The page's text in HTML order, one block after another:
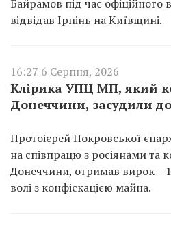
Байрамов під час офіційного
відвідав Ірпінь на Київщині.
16:27 6 Серпня, 2026
Клірика УПЦ МП, який
Донеччини, засудили
Протоієрей Покровської
на співпрацю з росіянами та
Донеччини, отримав вирок –
волі з конфіскацією майна.